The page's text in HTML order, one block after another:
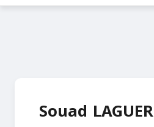
Souad LAGUER